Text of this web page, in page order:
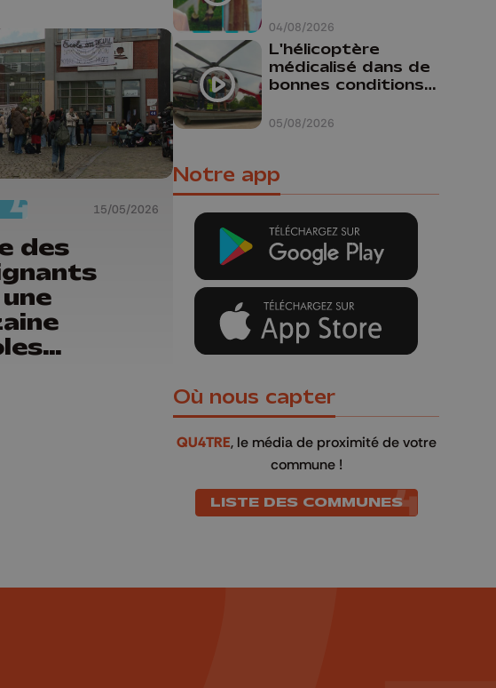
15/05/2026
des
04/08/2026
05/08/2026
L'hélicoptère
médicalisé dans de
bonnes conditions à
Notre app
Où nous capter
QU4TRE, le média de proximité de votre
commune !
LISTE DES COMMUNES